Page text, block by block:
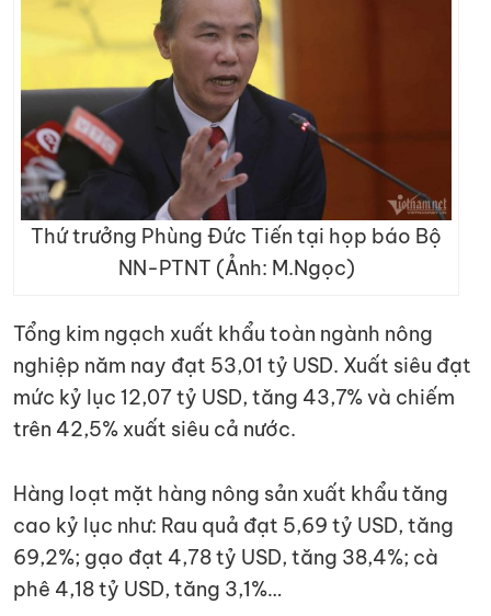
Thứ trưởng Phùng Đức Tiến tại họp báo Bộ
NN-PTNT (Ảnh: M.Ngọc)
Tổng kim ngạch xuất khẩu toàn ngành nông
nghiệp năm nay đạt 53,01 tỷ USD. Xuất siêu đạt
mức kỷ lục 12,07 tỷ USD, tăng 43,7% và chiếm
trên 42,5% xuất siêu cả nước.
Hàng loạt mặt hàng nông sản xuất khẩu tăng
cao kỷ lục như: Rau quả đạt 5,69 tỷ USD, tăng
69,2%; gạo đạt 4,78 tỷ USD, tăng 38,4%; cà
phê 4,18 tỷ USD, tăng 3,1%…